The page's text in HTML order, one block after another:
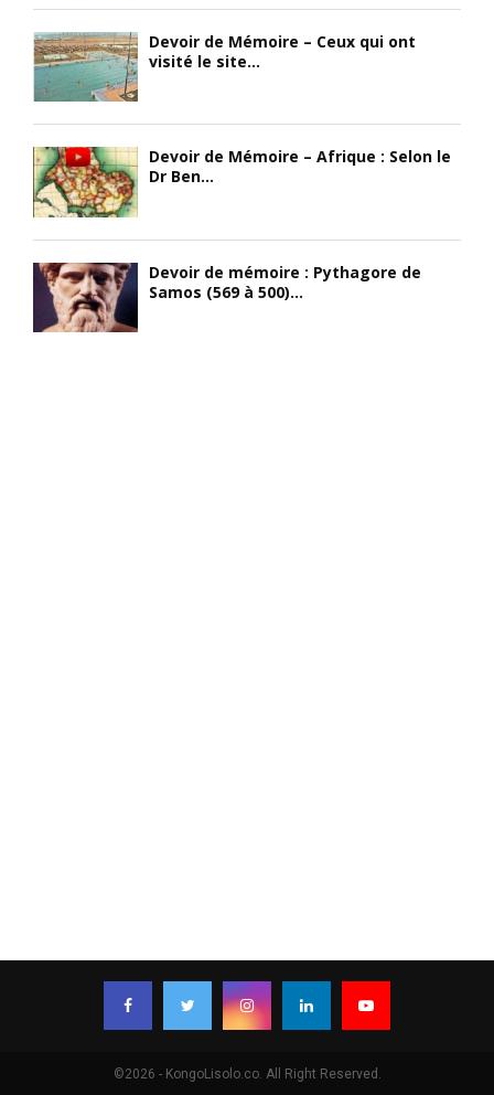
Devoir de Mémoire – Ceux qui ont
visité le site...
Devoir de Mémoire – Afrique : Selon le
Dr Ben...
Devoir de mémoire : Pythagore de
Samos (569 à 500)...
©2026 - KongoLisolo.co. All Right Reserved.